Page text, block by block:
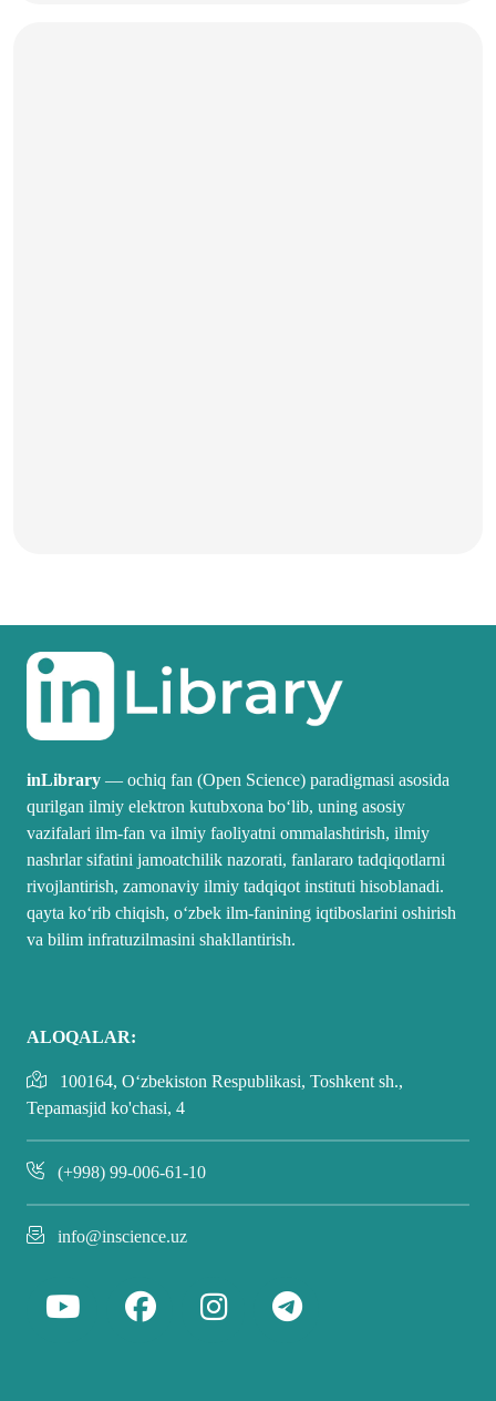
inLibrary — ochiq fan (Open Science) paradigmasi asosida
qurilgan ilmiy elektron kutubxona boʻlib, uning asosiy
vazifalari ilm-fan va ilmiy faoliyatni ommalashtirish, ilmiy
nashrlar sifatini jamoatchilik nazorati, fanlararo tadqiqotlarni
rivojlantirish, zamonaviy ilmiy tadqiqot instituti hisoblanadi.
qayta koʻrib chiqish, oʻzbek ilm-fanining iqtiboslarini oshirish
va bilim infratuzilmasini shakllantirish.
ALOQALAR:
100164, O‘zbekiston Respublikasi, Toshkent sh.,
Tepamasjid ko'chasi, 4
(+998) 99-006-61-10
info@inscience.uz